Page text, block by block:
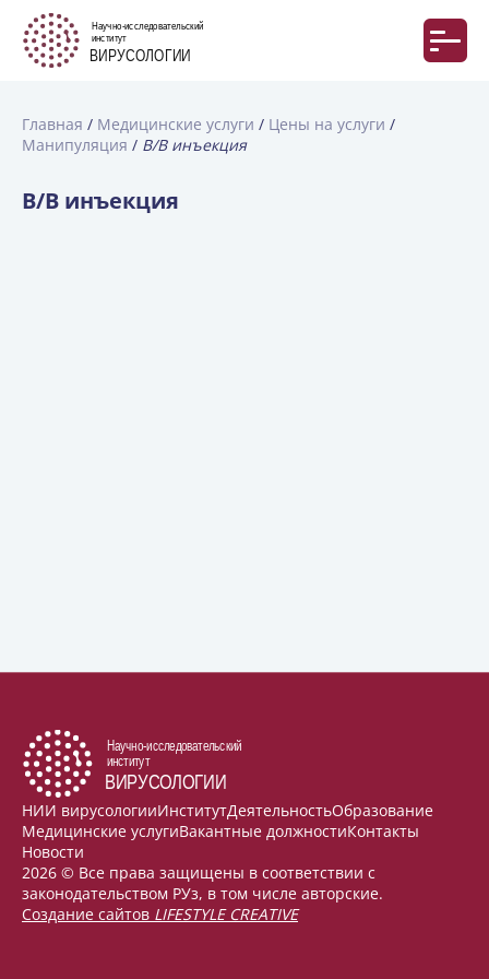
Главная Медицинские услуги
Цены на услуги
Манипуляция
В/В инъекция
В/В инъекция
НИИ вирусологииИнститутДеятельностьОбразование
Медицинские услугиВакантные должностиКонтакты
Новости
2026 © Все права защищены в соответствии с
законодательством РУз, в том числе авторские.
Создание сайтов LIFESTYLE CREATIVE